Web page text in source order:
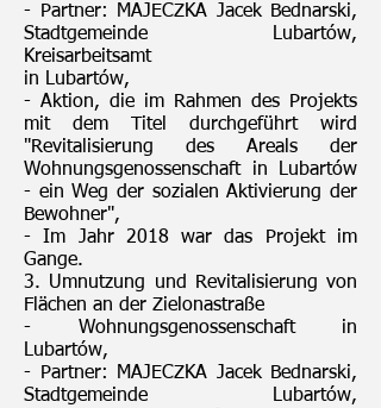
- Partner: MAJECZKA Jacek Bednarski,
Stadtgemeinde Lubartów,
Kreisarbeitsamt
in Lubartów,
- Aktion, die im Rahmen des Projekts
mit dem Titel durchgeführt wird
"Revitalisierung des Areals der
Wohnungsgenossenschaft in Lubartów
- ein Weg der sozialen Aktivierung der
Bewohner",
- Im Jahr 2018 war das Projekt im
Gange.
3. Umnutzung und Revitalisierung von
Flächen an der Zielonastraße
- Wohnungsgenossenschaft in
Lubartów,
- Partner: MAJECZKA Jacek Bednarski,
Stadtgemeinde Lubartów,